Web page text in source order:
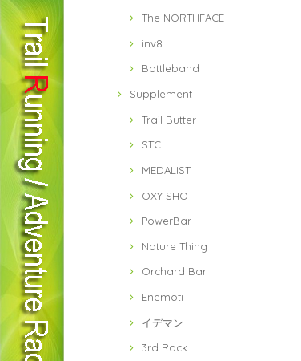
The NORTHFACE
inv8
Bottleband
Supplement
Trail Butter
STC
MEDALIST
OXY SHOT
PowerBar
Nature Thing
Orchard Bar
Enemoti
イデマン
3rd Rock